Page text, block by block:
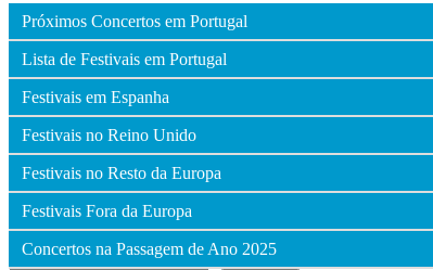
Próximos Concertos em Portugal
Lista de Festivais em Portugal
Festivais em Espanha
Festivais no Reino Unido
Festivais no Resto da Europa
Festivais Fora da Europa
Concertos na Passagem de Ano 2025